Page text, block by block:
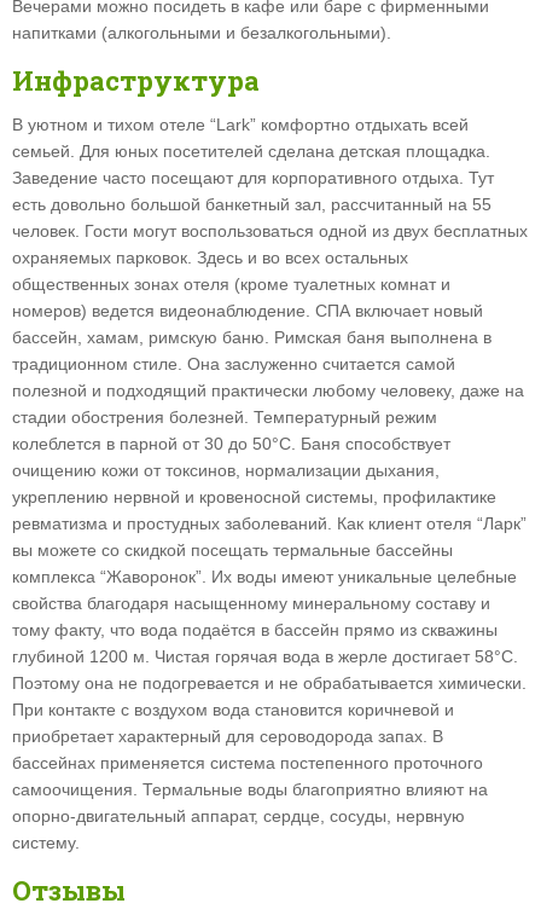
Вечерами можно посидеть в кафе или баре с фирменными
напитками (алкогольными и безалкогольными).
Инфраструктура
В уютном и тихом отеле “Lark” комфортно отдыхать всей
семьей. Для юных посетителей сделана детская площадка.
Заведение часто посещают для корпоративного отдыха. Тут
есть довольно большой банкетный зал, рассчитанный на 55
человек. Гости могут воспользоваться одной из двух бесплатных
охраняемых парковок. Здесь и во всех остальных
общественных зонах отеля (кроме туалетных комнат и
номеров) ведется видеонаблюдение. СПА включает новый
бассейн, хамам, римскую баню. Римская баня выполнена в
традиционном стиле. Она заслуженно считается самой
полезной и подходящий практически любому человеку, даже на
стадии обострения болезней. Температурный режим
колеблется в парной от 30 до 50°C. Баня способствует
очищению кожи от токсинов, нормализации дыхания,
укреплению нервной и кровеносной системы, профилактике
ревматизма и простудных заболеваний. Как клиент отеля “Ларк”
вы можете со скидкой посещать термальные бассейны
комплекса “Жаворонок”. Их воды имеют уникальные целебные
свойства благодаря насыщенному минеральному составу и
тому факту, что вода подаётся в бассейн прямо из скважины
глубиной 1200 м. Чистая горячая вода в жерле достигает 58°C.
Поэтому она не подогревается и не обрабатывается химически.
При контакте с воздухом вода становится коричневой и
приобретает характерный для сероводорода запах. В
бассейнах применяется система постепенного проточного
самоочищения. Термальные воды благоприятно влияют на
опорно-двигательный аппарат, сердце, сосуды, нервную
систему.
Отзывы